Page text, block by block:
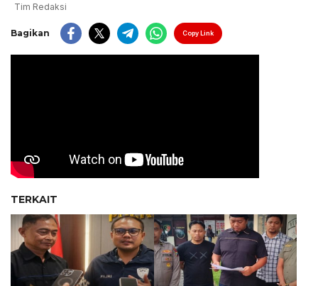
Tim Redaksi
Bagikan Copy Link
TERKAIT